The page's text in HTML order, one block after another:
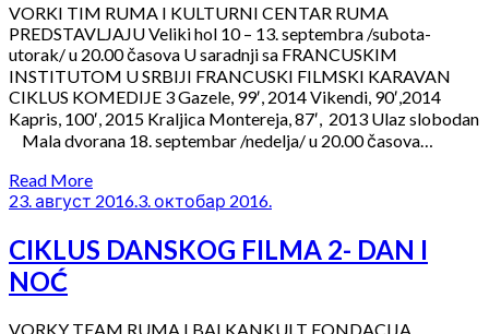
VORKI TIM RUMA I KULTURNI CENTAR RUMA
PREDSTAVLJAJU Veliki hol 10 – 13. septembra /subota-
utorak/ u 20.00 časova U saradnji sa FRANCUSKIM
INSTITUTOM U SRBIJI FRANCUSKI FILMSKI KARAVAN
CIKLUS KOMEDIJE 3 Gazele, 99′, 2014 Vikendi, 90′,2014
Kapris, 100′, 2015 Kraljica Montereja, 87′, 2013 Ulaz slobodan
Mala dvorana 18. septembar /nedelja/ u 20.00 časova…
Read More
23. август 2016. 3. октобар 2016.
CIKLUS DANSKOG FILMA 2- DAN I
NOĆ
VORKY TEAM RUMA I BALKANKULT FONDACIJA